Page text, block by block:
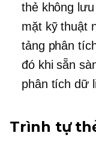
thẻ không
mặt kỹ thuật
tảng phân
đó khi sẵn
phân tích dữ
Trình tự